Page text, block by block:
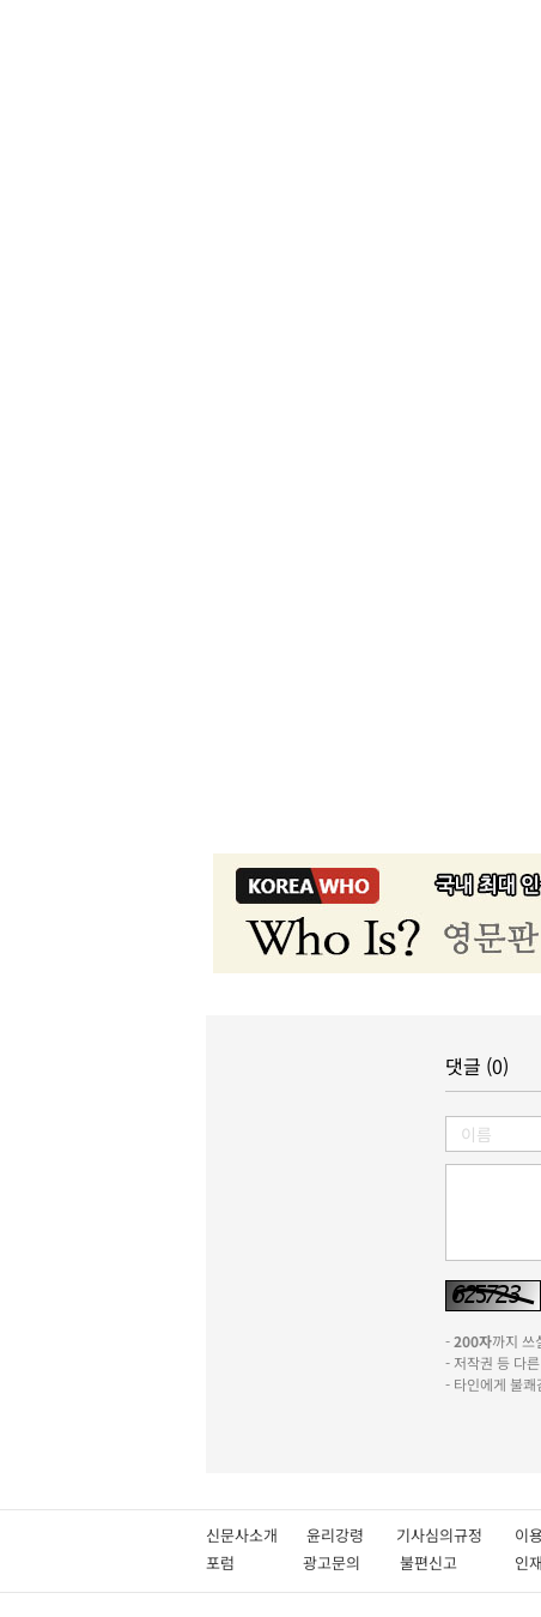
댓글 (0)
-200자까지
- 저작권 등 다
- 타인에게 불쾌
신문사소개 윤리강령 기사심의규정 이
포럼
광고문의 불편신고 인